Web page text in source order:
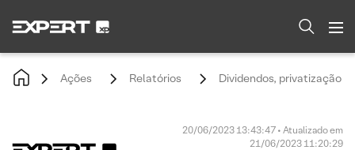
Ações Relatórios Dividendos, privatização e
20/06/2023 13:43:47 • Atualizado em
21/06/2023 11:20:29